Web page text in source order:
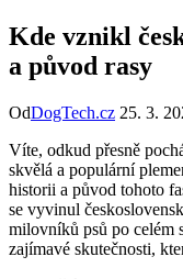
Kde vznikl
a původ rasy
OdDogTech.cz 25. 3.
Víte, odkud přesně
skvělá a populární
historii a původ tohoto
se vyvinul
milovníků psů po celém
zajímavé skutečnosti,